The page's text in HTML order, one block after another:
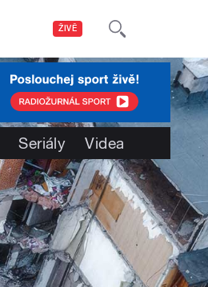
ŽIVĚ
Seriály Videa